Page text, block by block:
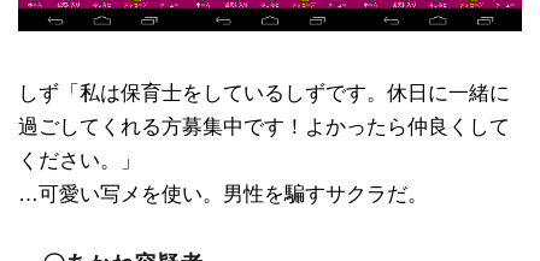
しず「私は保育士をしているしずです。休日に一緒に
過ごしてくれる方募集中です！よかったら仲良くして
ください。」
…可愛い写メを使い。男性を騙すサクラだ。